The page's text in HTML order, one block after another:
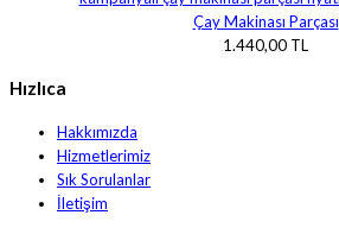
Çay Makinası Parçası
1.440,00 TL
Hızlıca
Hakkımızda
Hizmetlerimiz
Sık Sorulanlar
İletişim